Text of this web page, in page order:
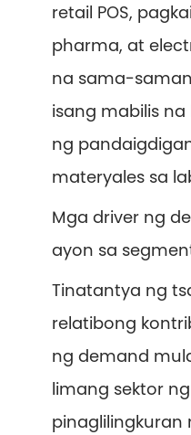
retail POS,
pharma, at
na sama-
isang mabilis
ng
materyales sa
Mga driver ng
ayon sa
Tinatantya ng
relatibong
ng demand
limang sektor
pinaglilingkuran